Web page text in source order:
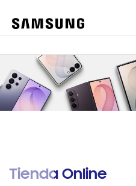
Tienda Online